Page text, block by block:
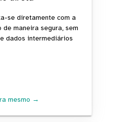
se diretamente com a
maneira segura, sem
dados intermediários
mesmo →